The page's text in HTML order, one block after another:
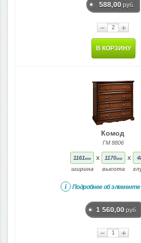
588,00 руб.
− +
В КОРЗИНУ
Комод
ГМ 8806
1161мм
ширина
x 1170мм
высота
x
i Подробнее об элементе
1 560,00 руб.
− +